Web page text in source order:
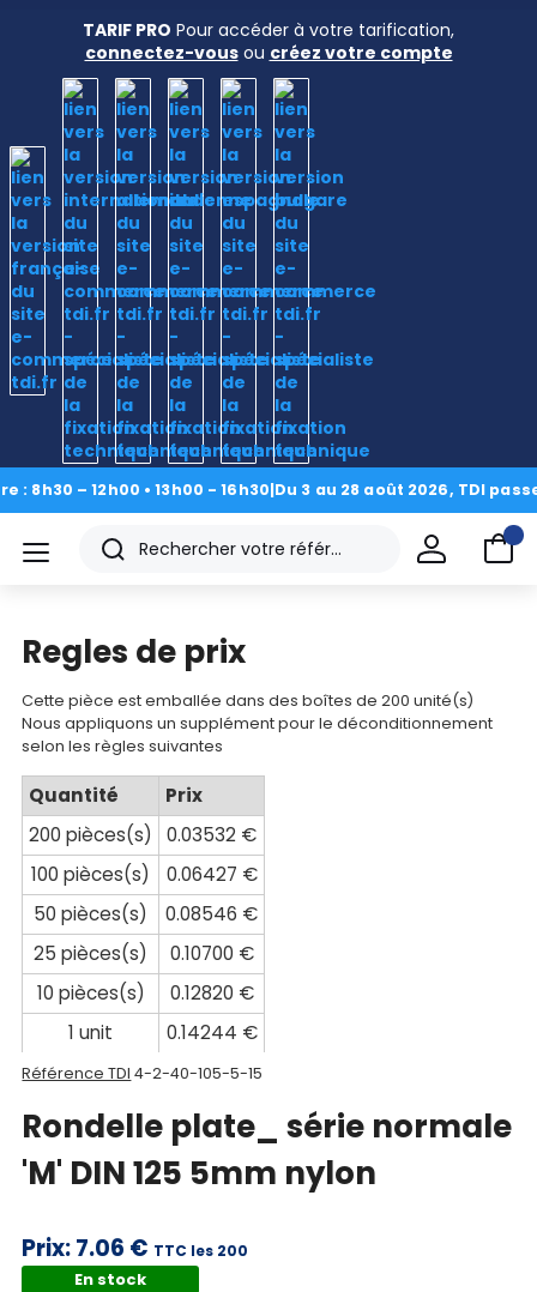
TARIF PRO Pour accéder à votre tarification,
connectez-vousou créez votre compte
– 12h00 • 13h00 - 16h30|Du 3 au 28 août 2026, TDI passe
Nos
CAD/3D
Nos
marques
Fiches
techniques
Catalogue
Documentations
Mon
compte
Mon
panier
Contact
menu Rechercher
Accueil › Nos produits › Nylon › Rondelle plate série
normale DIN 125
› Rondelle plate_ série normale 'M' DIN 125 5mm
nylon
Regles de prix
Cette pièce est emballée dans des boîtes de 200 unité(s)
Nous appliquons un supplément pour le déconditionnement
selon les règles suivantes
Quantité
Prix
200 pièces(s)
0.03532 €
100 pièces(s)
0.06427 €
50 pièces(s)
0.08546 €
25 pièces(s)
0.10700 €
10 pièces(s)
0.12820 €
1 unit
0.14244 €
Référence TDI 4-2-40-105-5-15
Rondelle plate_ série normale
'M' DIN 125 5mm nylon
Prix:7.06 € TTC les 200
En stock